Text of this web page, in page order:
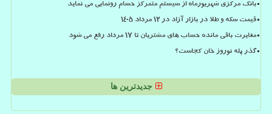
بانک مرکزی شهریورماه از سیستم متمرکز حسام رونمایی می نماید
قیمت سکه و طلا در بازار آزاد در ۱۲ مرداد ۱۴۰۵
مغایرت باقی مانده حساب های مشتریان تا 17 مرداد رفع می شود
گذر پله نوروز خان کجاست؟
جدیدترین ها